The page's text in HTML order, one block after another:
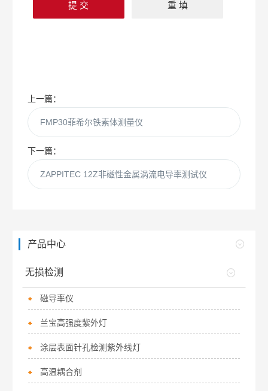
上一篇：
FMP30菲希尔铁素体测量仪
下一篇：
ZAPPITEC 12Z非磁性金属涡流电导率测试仪
产品中心
无损检测
磁导率仪
兰宝高强度紫外灯
涂层表面针孔检测紫外线灯
高温耦合剂